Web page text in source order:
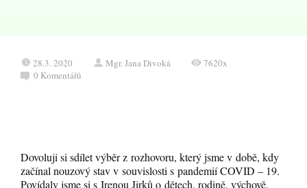
28.3. 2020 Mgr. Jana Divoká
7620x
0 Komentářů
Dovoluji si sdílet výběr z rozhovoru, který jsme v době, kdy
začínal nouzový stav v souvislosti s pandemií COVID – 19.
Povídaly jsme si s Irenou Jirků o dětech, rodině, výchově,